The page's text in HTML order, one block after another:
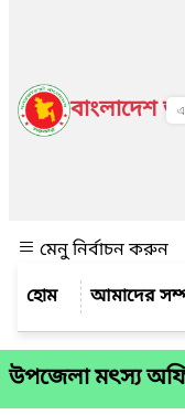
বাংলাদেশ
মেনু নির্বাচন করুন
আমাদের
উপজেলা মৎস্য